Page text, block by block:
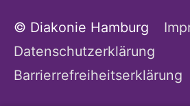
© Diakonie Hamburg
Datenschutzerklärung
Barrierrefreiheitserklärung